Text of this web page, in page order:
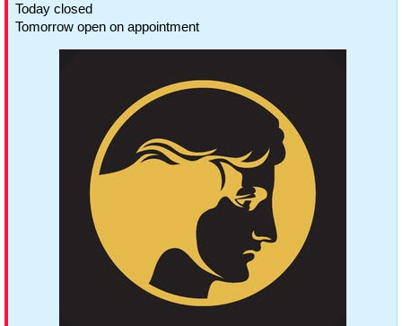
Today closed
Tomorrow open on appointment